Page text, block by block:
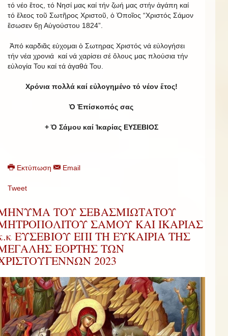
τό νέο ἔτος, τό Νησί μας καί τήν ζωή μας στήν ἀγάπη καί
τό ἔλεος τοῦ Σωτῆρος Χριστοῦ, ὁ Ὁποῖος “Χριστός Σάμον
ἒσωσεν 6ῃ Αὐγούστου 1824”.
Ἀπό καρδιᾶς εὐχομαι ὁ Σωτηρας Χριστός νά εὐλογήσει
τήν νέα χρονιά καί νά χαρίσει σέ ὅλους μας πλούσια τήν
εὐλογία Του καί τά ἀγαθά Του.
Χρόνια πολλά καί εὐλογημένο τό νέον ἔτος!
Ὁ Ἐπίσκοπός σας
+ Ὁ Σάμου καί Ἰκαρίας ΕΥΣΕΒΙΟΣ
Εκτύπωση Email
Tweet
ΤΟΥ ΣΕΒΑΣΜΙΩΤΑΤΟΥ
ΣΑΜΟΥ ΚΑΙ ΙΚΑΡΙΑΣ
ΕΥΣΕΒΙΟΥ ΕΠΙ ΤΗ ΕΥΚΑΙΡΙΑ ΤΗΣ
ΕΟΡΤΗΣ ΤΩΝ
2023